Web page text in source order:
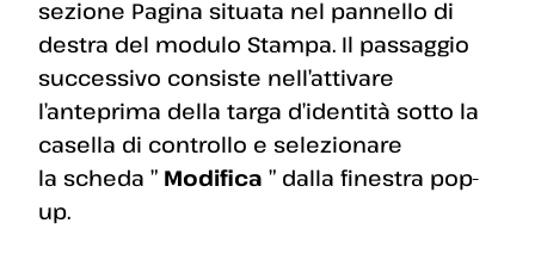
sezione Pagina situata nel pannello di
destra del modulo Stampa. Il passaggio
successivo consiste nell’attivare
l’anteprima della targa d’identità sotto la
casella di controllo e selezionare
la scheda ” Modifica ” dalla finestra pop-
up.